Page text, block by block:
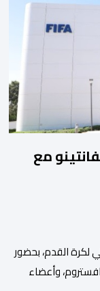
التأطيرية
عقلنة نفقات
مع
لكرة القدم، بحضور
وأعضاء